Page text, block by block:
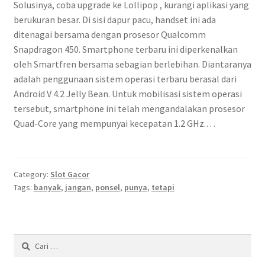
Solusinya, coba upgrade ke Lollipop , kurangi aplikasi yang
berukuran besar. Di sisi dapur pacu, handset ini ada
ditenagai bersama dengan prosesor Qualcomm
Snapdragon 450. Smartphone terbaru ini diperkenalkan
oleh Smartfren bersama sebagian berlebihan. Diantaranya
adalah penggunaan sistem operasi terbaru berasal dari
Android V 4.2 Jelly Bean. Untuk mobilisasi sistem operasi
tersebut, smartphone ini telah mengandalakan prosesor
Quad-Core yang mempunyai kecepatan 1.2 GHz.…
Category: Slot Gacor
Tags: banyak, jangan, ponsel, punya, tetapi
Cari
untuk: